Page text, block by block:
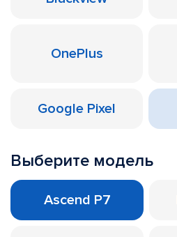
OnePlus
Google Pixel
Выберите модель
Ascend P7